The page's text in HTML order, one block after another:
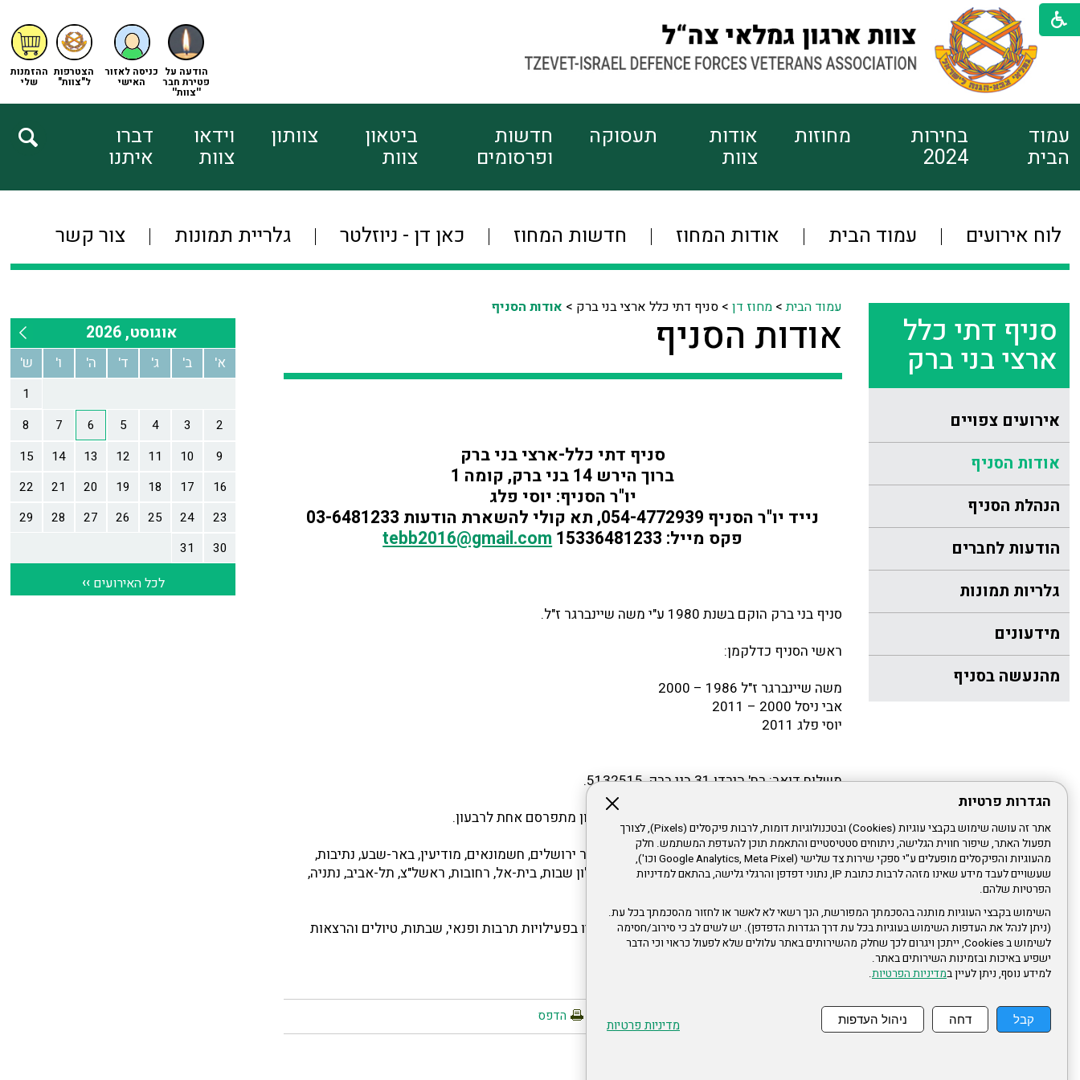
הגדרות פרטיות
אתר זה עושה שימוש בקבצי עוגיות (Cookies) ובטכנולוגיות דומות, לרבות פיקסלים (Pixels), לצורך
תפעול האתר, שיפור חווית הגלישה, ניתוחים סטטיסטיים והתאמת תוכן להעדפת המשתמש. חלק
מהעוגיות והפיקסלים מופעלים ע"י ספקי שירות צד שלישי (Google Analytics, Meta Pixel וכו'),
שעשויים לעבד מידע שאינו מזהה לרבות כתובת IP, נתוני דפדפן והרגלי גלישה, בהתאם למדיניות
הפרטיות שלהם.
השימוש בקבצי העוגיות מותנה בהסכמתך המפורשת, הנך רשאי לא לאשר או לחזור מהסכמתך בכל עת.
(ניתן לנהל את העדפות השימוש בעוגיות בכל עת דרך הגדרות הדפדפן). יש לשים לב כי סירוב/חסימה
לשימוש ב Cookies, ייתכן ויגרום לכך שחלק מהשירותים באתר עלולים שלא לפעול כראוי וכי הדבר
ישפיע באיכות ובזמינות השירותים באתר.
למידע נוסף, ניתן לעיין במדיניות הפרטיות.
קבל דחה ניהול העדפות מדיניות פרטיות
ההזמנות
שלי
הצטרפות
ל"צוות"
כניסה לאזור
האישי
הודעה על
פטירת חבר
''צוות''
עמוד
הבית
בחירות
2024
מחוזות אודות
צוות
תעסוקה חדשות
ופרסומים
ביטאון
צוות
צוותון וידאו
צוות
דברו
איתנו
לוח אירועים עמוד הבית אודות המחוז חדשות המחוז כאן דן - ניוזלטר גלריית תמונות צור קשר
סניף דתי כלל
ארצי בני ברק
אירועים צפויים
אודות הסניף
הנהלת הסניף
הודעות לחברים
גלריות תמונות
מידעונים
מהנעשה בסניף
עמוד הבית>מחוז דן >סניף דתי כלל ארצי בני ברק > אודות הסניף
אודות הסניף
סניף דתי כלל-ארצי בני ברק
ברוך הירש 14 בני ברק, קומה 1
יו"ר הסניף: יוסי פלג
נייד יו"ר הסניף 054-4772939, תא קולי להשארת הודעות 03-6481233
פקס מייל: 15336481233
tebb2016@gmail.com
סניף בני ברק הוקם בשנת 1980 ע"י משה שיינברגר ז"ל.
ראשי הסניף כדלקמן:
משה שיינברגר ז"ל 1986 – 2000
אבי ניסל 2000 – 2011
יוסי פלג 2011
משלוח דואר: רח' הירדן 31 בני ברק, 5132515.
ישיבות הנהלה מתקיימות אחת לחדשיים, מידעון מתפרסם אחת לרבעון.
הסניף כולל חברים דתיים מכל קצווי הארץ: אזור ירושלים, חשמונאים, מודיעין, באר-שבע, נתיבות,
שדרות, יבנה, אשדוד, נווה צוף-חלמיש, יקיר, אלון שבות, בית-אל, רחובות, ראשל"צ, תל-אביב, נתניה,
הסניף נותן מענה ייחודי לצבור הדתי על כל גווניו בפעילויות תרבות ופנאי, שבתות, טיולים והרצאות
עפ"י רוח ישראל סבא.
הדפס